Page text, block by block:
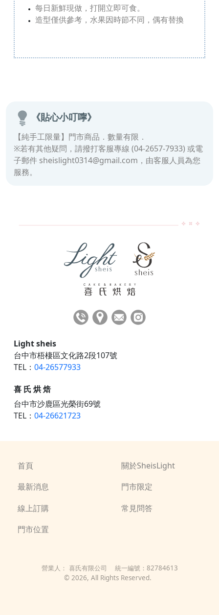
每日新鮮現做，打開立即可食。
造型僅供參考，水果因時節不同，偶有替換
《貼心小叮嚀》
【純手工限量】門市商品．數量有限．
※若有其他疑問，請撥打客服專線 (04-2657-7933) 或電
子郵件 sheislight0314@gmail.com，由客服人員為您
服務。
Light sheis
台中市梧棲區文化路2段107號
TEL： 04-26577933
喜 氏 烘 焙
台中市沙鹿區光榮街69號
TEL： 04-26621723
首頁
關於SheisLight
最新消息
門市限定
線上訂購
常見問答
門市位置
營業人： 喜氏有限公司 統一編號： 82784613
© 2026, All Rights Reserved.